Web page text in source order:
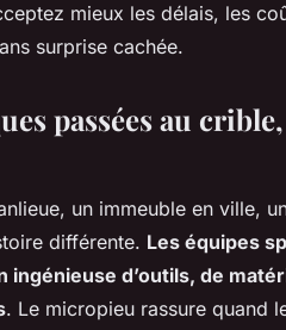
mieux les délais, les
surprise cachée.
passées au
un immeuble en ville,
différente. Les équipes
ingénieuse d’outils, de
. Le micropieu rassure quand